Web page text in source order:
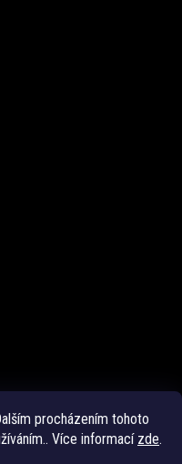
procházením tohoto
Více informací zde.